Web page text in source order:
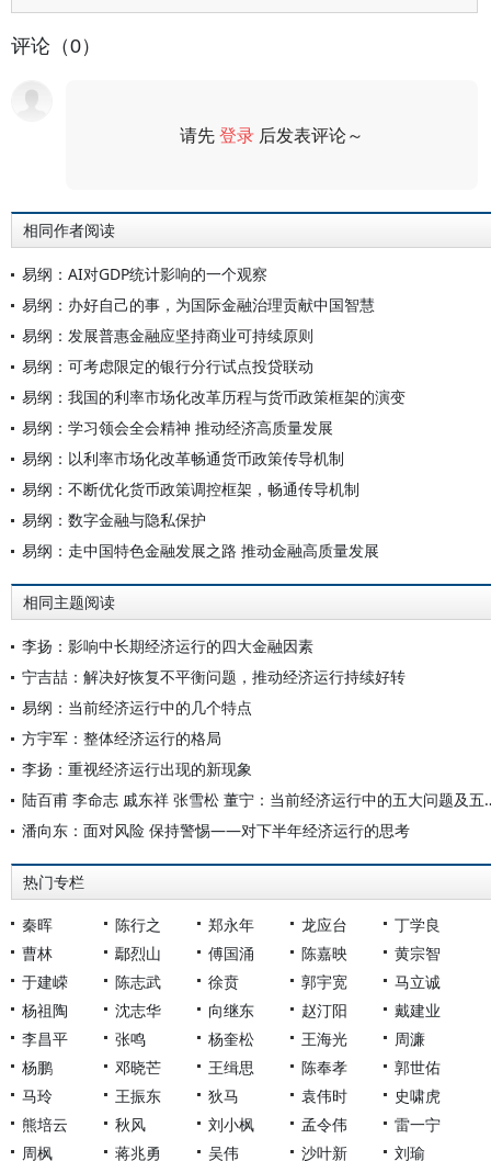
评论（0）
请先登录 后发表评论～
相同作者阅读
易纲：AI对GDP统计影响的一个观察
易纲：办好自己的事，为国际金融治理贡献中国智慧
易纲：发展普惠金融应坚持商业可持续原则
易纲：可考虑限定的银行分行试点投贷联动
易纲：我国的利率市场化改革历程与货币政策框架的演变
易纲：学习领会全会精神 推动经济高质量发展
易纲：以利率市场化改革畅通货币政策传导机制
易纲：不断优化货币政策调控框架，畅通传导机制
易纲：数字金融与隐私保护
易纲：走中国特色金融发展之路 推动金融高质量发展
相同主题阅读
李扬：影响中长期经济运行的四大金融因素
宁吉喆：解决好恢复不平衡问题，推动经济运行持续好转
易纲：当前经济运行中的几个特点
方宇军：整体经济运行的格局
李扬：重视经济运行出现的新现象
陆百甫 李命志 戚东祥
潘向东：面对风险 保持警惕——对下半年经济运行的思考
热门专栏
秦晖 陈行之 郑永年 龙应台
丁学良
曹林
鄢烈山 傅国涌 陈嘉映
黄宗智
于建嵘
陈志武 徐贲 郭宇宽
马立诚
杨祖陶
沈志华 向继东 赵汀阳
戴建业
李昌平
张鸣 杨奎松 王海光
周濂
杨鹏
邓晓芒 王缉思 陈奉孝
郭世佑
马玲
王振东 狄马 袁伟时
史啸虎
熊培云
秋风 刘小枫 孟令伟
雷一宁
周枫
蒋兆勇 吴伟 沙叶新 刘瑜